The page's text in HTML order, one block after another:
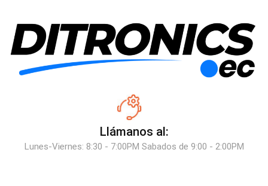
Llámanos al:
Lunes-Viernes: 8:30 - 7:00PM Sabados de 9:00 - 2:00PM